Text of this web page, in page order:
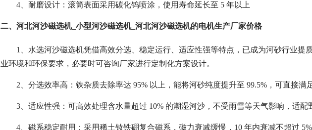
4、耐磨设计：滚筒表面采用碳化钨喷涂，使用寿命延长至 5 年以上
二、河北河沙磁选机_小型河沙磁选机_河北河沙磁选机的电机生产厂家价格
1、水选河沙磁选机凭借高效分选、稳定运行、适应性强等特点，已成为河砂行业
业环境和环保要求，必要时可咨询厂家进行定制化方案设计。
2、分选效率高：铁杂质去除率达 95% 以上，能将河砂纯度提升至 99.5%，可直接满
3、适应性强：可高效处理含水量超过 10% 的潮湿河沙，不受雨雪等天气影响，适配
4、磁系稳定耐用：采用稀土钕铁硼复合磁系，磁力衰减缓慢，10 年内衰减不超过